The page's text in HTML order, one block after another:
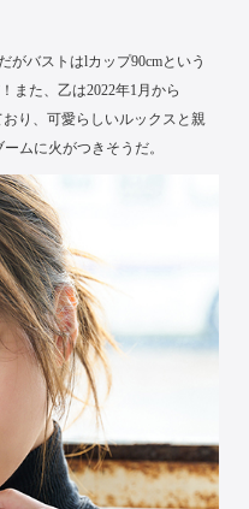
がバストはlカップ90cmという
また、乙は2022年1月から
り、可愛らしいルックスと親
ムに火がつきそうだ。